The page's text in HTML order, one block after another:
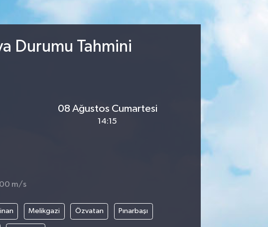
Durumu Tahmini
08 Ağustos Cumartesi
14:15
m/s
Melikgazi Özvatan Pınarbaşı